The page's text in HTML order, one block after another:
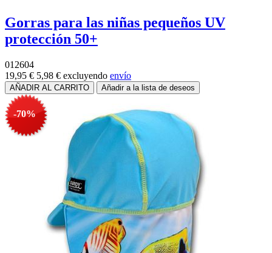
Gorras para las niñas pequeños UV
protección 50+
012604
19,95 € 5,98 € excluyendo envío
-70%